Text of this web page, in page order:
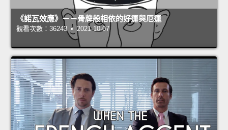
《諾瓦效應》－－骨牌般相依的好運與厄運
觀看次數：36243 • 2021-10-07